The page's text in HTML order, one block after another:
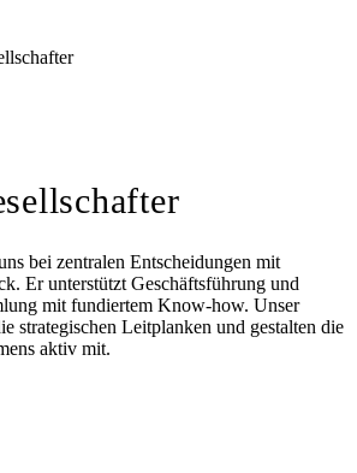
bei zentralen Entscheidungen mit
Er unterstützt Geschäftsführung und
mit fundiertem Know-how. Unser
strategischen Leitplanken und gestalten die
aktiv mit.